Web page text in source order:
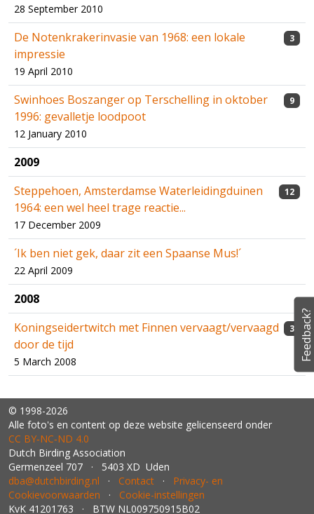
28 September 2010
De Notenkrakerinvasie van 1968: een lokale
impressie
19 April 2010
3
Swinhoes Boszanger op Terschelling in oktober
1996: gevalletje loodpoot
12 January 2010
9
2009
Steppehoen, Amsterdamse Waterleidingduinen
1964: een wel heel trage reactie...
17 December 2009
12
´Ik ben niet gek, daar zit een Spaanse Mus!´
22 April 2009
2008
Koningseidertwitch met Finnen vervaagt/vervaagd
door de tijd
5 March 2008
3
© 1998-2026
Alle foto's en content op deze website gelicenseerd onder
CC BY‑NC‑ND 4.0
Dutch Birding Association
Germenzeel 707 · 5403 XD Uden
dba@dutchbirding.nl · Contact · Privacy- en
Cookievoorwaarden · Cookie-instellingen
KvK 41201763 · BTW NL009750915B02
Feedback?